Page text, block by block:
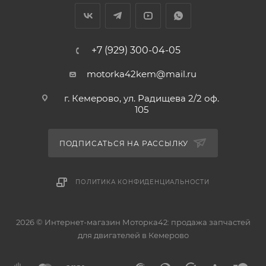
+7 (929) 300-04-05
motorka42kem@mail.ru
г. Кемерово, ул. Радищева 2/2 оф.
105
ПОДПИСАТЬСЯ НА РАССЫЛКУ
ПОЛИТИКА КОНФИДЕНЦИАЛЬНОСТИ
2026 © Интернет-магазин Моторка42: продажа запчастей
для двигателей в Кемерово